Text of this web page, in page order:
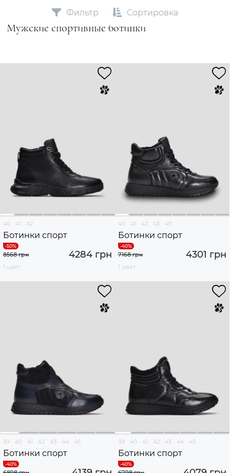
Мужские спортивные ботинки
Фильтр Сортировка
40 41 42
Ботинки спорт
4284 грн
8568 грн
1 цвет
40 41 42 43 45
Ботинки спорт
4301 грн
7168 грн
1 цвет
39 40 41 42 43 44 45
Ботинки спорт
39 40 41 42 43 44 45
Ботинки спорт